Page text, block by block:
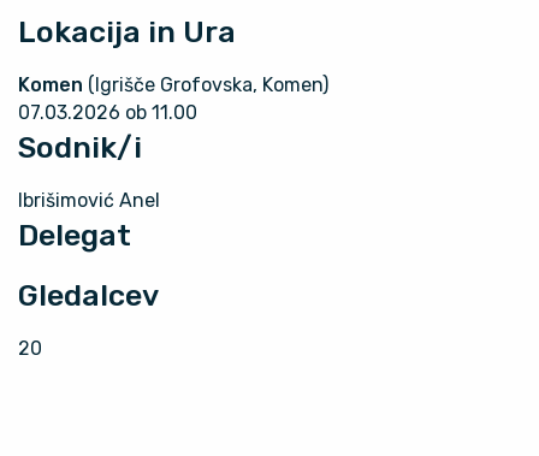
Lokacija in Ura
Komen (Igrišče Grofovska, Komen)
07.03.2026 ob 11.00
Sodnik/i
Ibrišimović Anel
Delegat
Gledalcev
20